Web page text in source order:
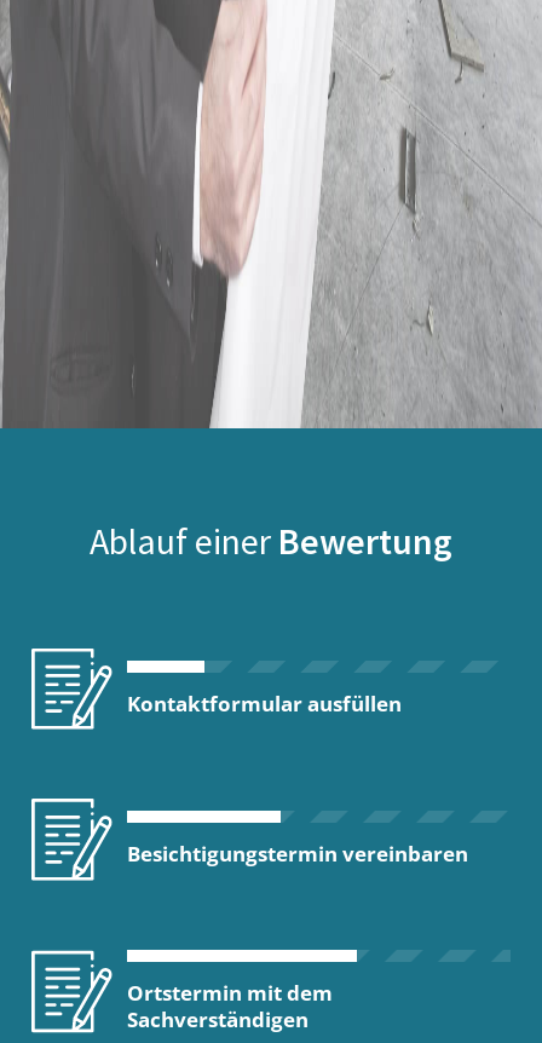
Ablauf einer Bewertung
Kontaktformular ausfüllen
Besichtigungstermin vereinbaren
Ortstermin mit dem
Sachverständigen